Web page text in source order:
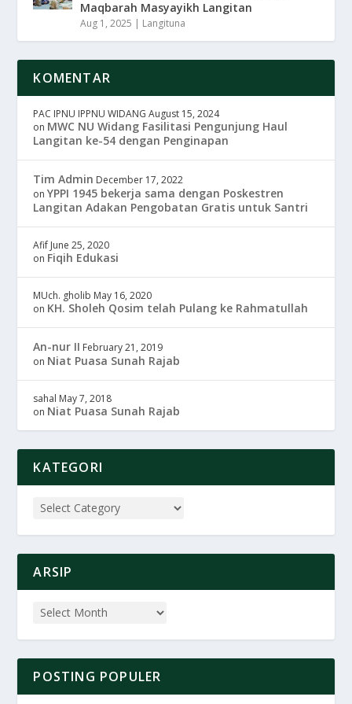
Maqbarah Masyayikh Langitan
Aug 1, 2025 | Langituna
KOMENTAR
PAC IPNU IPPNU WIDANG August 15, 2024
on MWC NU Widang Fasilitasi Pengunjung Haul
Langitan ke-54 dengan Penginapan
Tim Admin December 17, 2022
onYPPI 1945 bekerja sama dengan Poskestren
Langitan Adakan Pengobatan Gratis untuk Santri
Afif June 25, 2020
on Fiqih Edukasi
MUch. gholib May 16, 2020
on KH. Sholeh Qosim telah Pulang ke Rahmatullah
An-nur II February 21, 2019
on Niat Puasa Sunah Rajab
sahal May 7, 2018
on Niat Puasa Sunah Rajab
KATEGORI
ARSIP
POSTING POPULER